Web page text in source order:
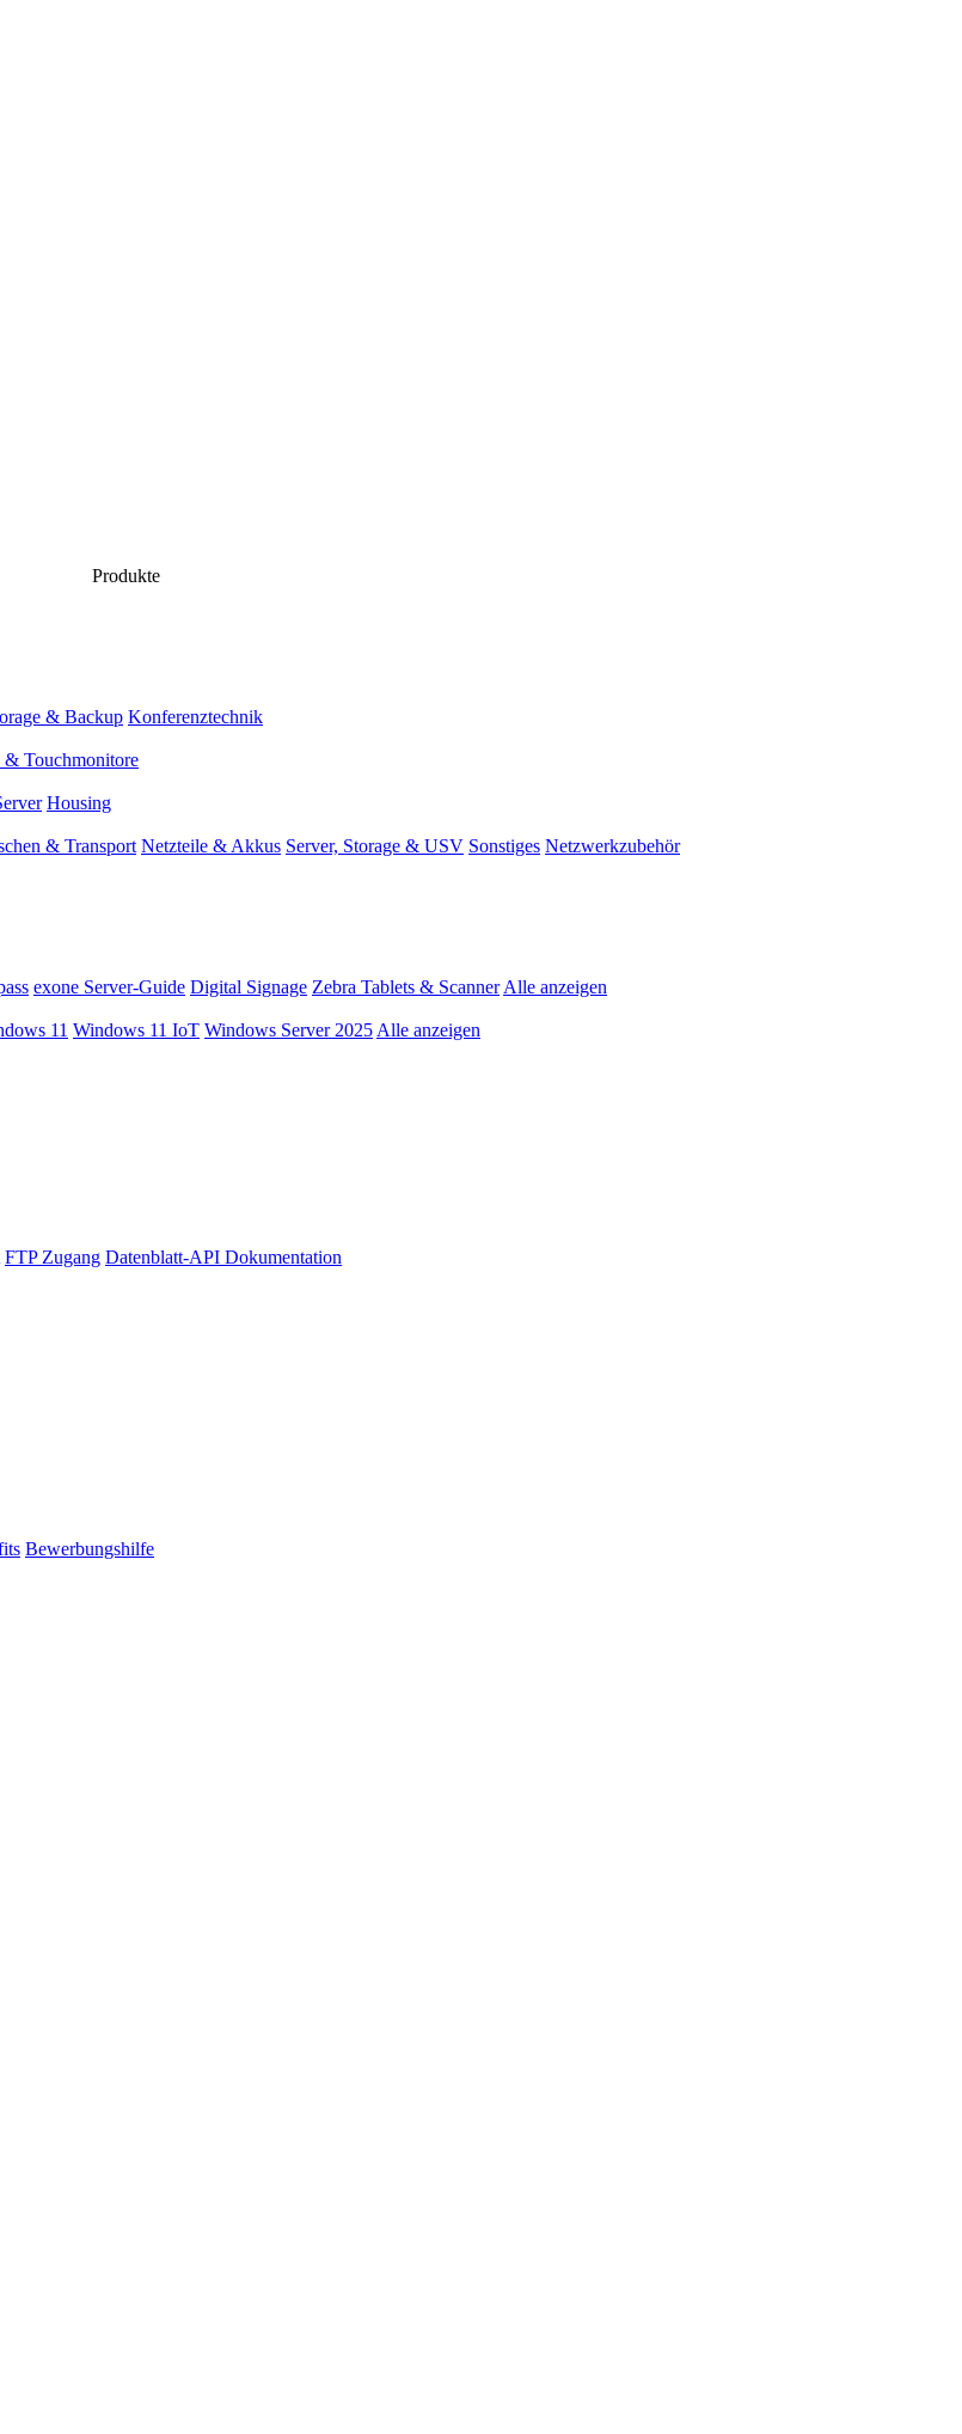
Produkte
& Backup Konferenztechnik
& Touchmonitore
Housing
& Transport Netzteile & Akkus Server, Storage & USV Sonstiges Netzwerkzubehör
exone Server-Guide Digital Signage Zebra Tablets & Scanner Alle anzeigen
11 Windows 11 IoT Windows Server 2025 Alle anzeigen
FTP Zugang Datenblatt-API Dokumentation
Bewerbungshilfe